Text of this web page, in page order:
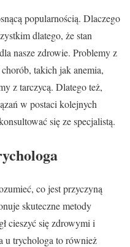
popularnością. Dlaczego
dlatego, że stan
nasze zdrowie. Problemy z
takich jak anemia,
z tarczycą. Dlatego też,
w postaci kolejnych
się ze specjalistą.
co jest przyczyną
skuteczne metody
cieszyć się zdrowymi i
u trychologa to również